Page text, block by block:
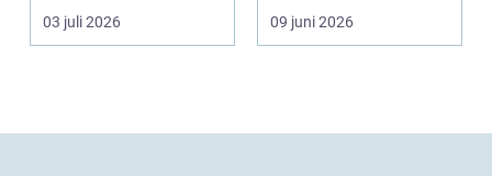
bygninger en grundig
03 juli 2026
store træer skaber
09 juni 2026